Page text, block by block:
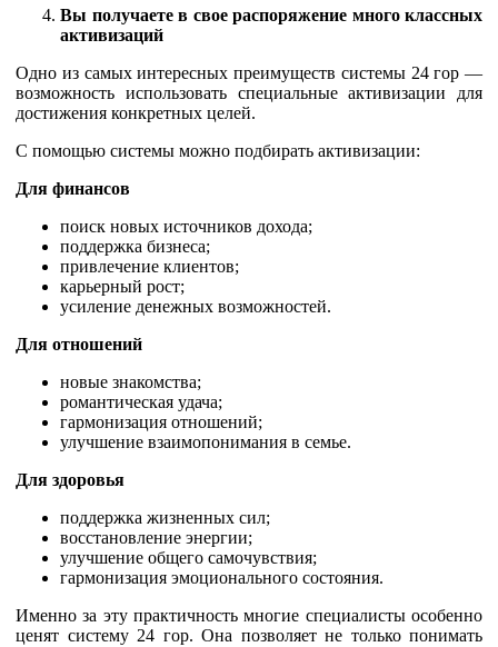
Вы получаете в свое распоряжение много классных
активизаций
Одно из самых интересных преимуществ системы 24 гор —
возможность использовать специальные активизации для
достижения конкретных целей.
С помощью системы можно подбирать активизации:
Для финансов
поиск новых источников дохода;
поддержка бизнеса;
привлечение клиентов;
карьерный рост;
усиление денежных возможностей.
Для отношений
новые знакомства;
романтическая удача;
гармонизация отношений;
улучшение взаимопонимания в семье.
Для здоровья
поддержка жизненных сил;
восстановление энергии;
улучшение общего самочувствия;
гармонизация эмоционального состояния.
Именно за эту практичность многие специалисты особенно
ценят систему 24 гор. Она позволяет не только понимать